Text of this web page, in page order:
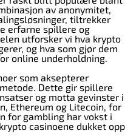
av anonymitet,
tiltrekker
erfarne spillere og
utforsker vi hva krypto
og hva som gjør dem
online underholdning.
som aksepterer
Dette gir spillere
og motta gevinster i
Ethereum og Litecoin, for
for gambling har vokst i
casinoene dukket opp